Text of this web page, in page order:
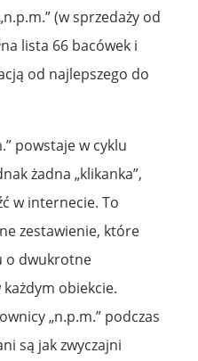
(w sprzedaży od
lista 66 bacówek i
od najlepszego do
powstaje w cyklu
żadna „klikanka”,
w internecie. To
zestawienie, które
o dwukrotne
obiekcie.
„n.p.m.” podczas
są jak zwyczajni